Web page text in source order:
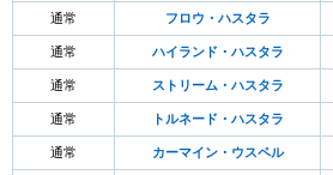
通常 フロウ・ハスタラ
通常 ハイランド・ハスタラ
通常 ストリーム・ハスタラ
通常 トルネード・ハスタラ
通常 カーマイン・ウスペル